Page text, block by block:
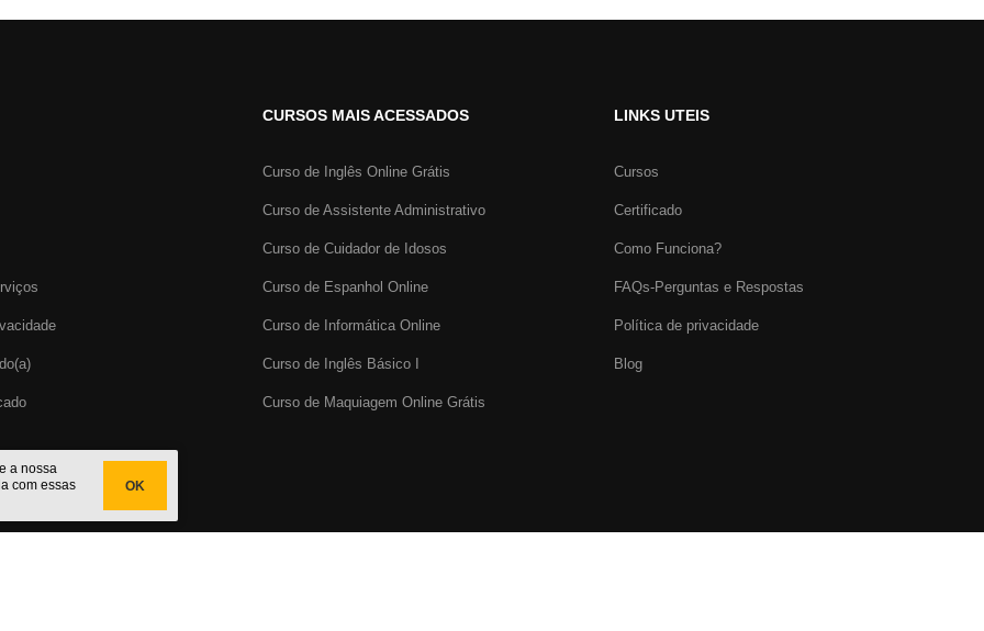
CURSOS MAIS ACESSADOS
Curso de Inglês Online Grátis
Curso de Assistente Administrativo
Curso de Cuidador de Idosos
Curso de Espanhol Online
Curso de Informática Online
Curso de Inglês Básico I
Curso de Maquiagem Online Grátis
LINKS UTEIS
Cursos
Certificado
Como Funciona?
FAQs-Perguntas e Respostas
Política de privacidade
Blog
a nossa
com essas
OK